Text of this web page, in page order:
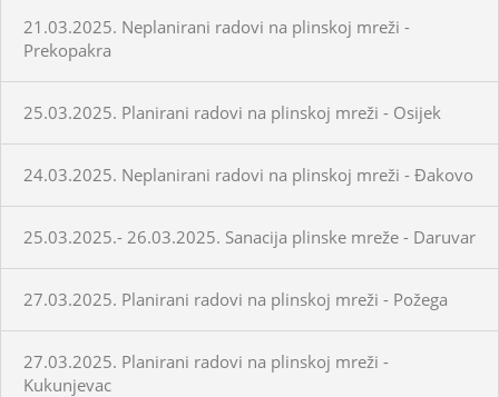
21.03.2025. Neplanirani radovi na plinskoj mreži -
Prekopakra
25.03.2025. Planirani radovi na plinskoj mreži - Osijek
24.03.2025. Neplanirani radovi na plinskoj mreži - Đakovo
25.03.2025.- 26.03.2025. Sanacija plinske mreže - Daruvar
27.03.2025. Planirani radovi na plinskoj mreži - Požega
27.03.2025. Planirani radovi na plinskoj mreži -
Kukunjevac